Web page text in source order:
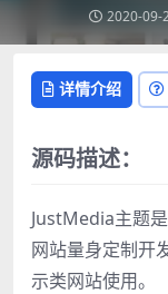
2020-09-
详情介绍
源码描述：
JustMedia主题
网站量身定制开
示类网站使用。